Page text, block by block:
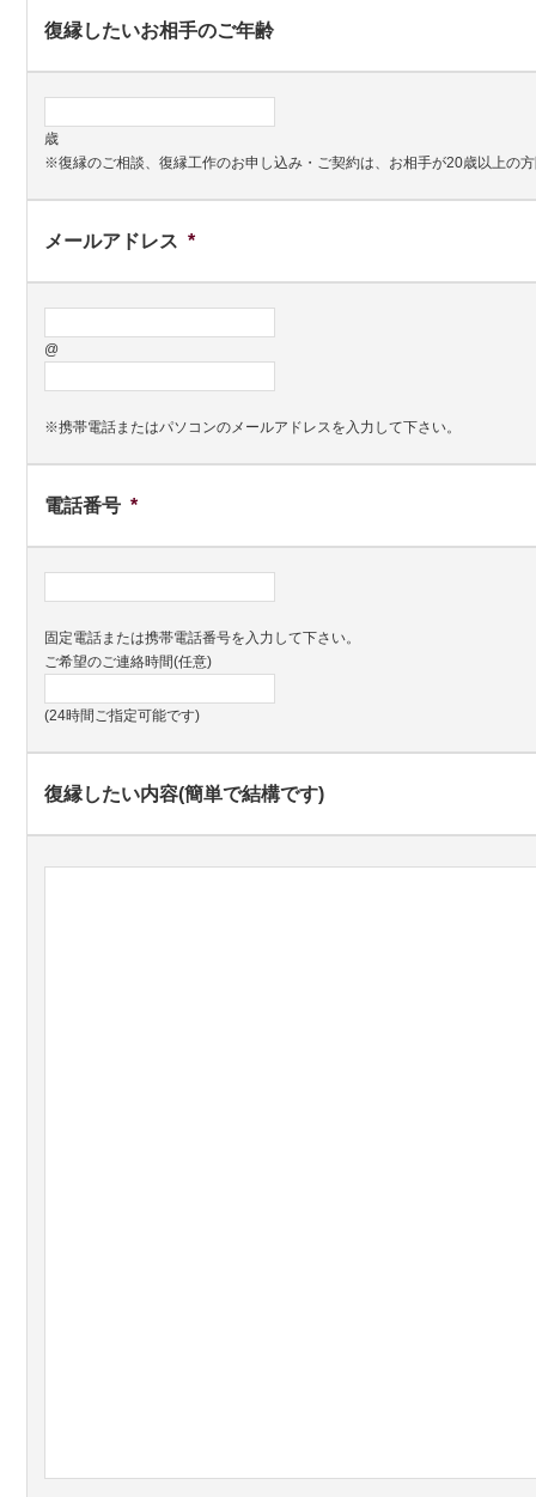
復縁したいお相手のご年齢
歳
※復縁のご相談、復縁工作のお申し込み・ご契約は、お相手が20歳以上の
メールアドレス *
@
※携帯電話またはパソコンのメールアドレスを入力して下さい。
電話番号 *
固定電話または携帯電話番号を入力して下さい。
ご希望のご連絡時間(任意)
(24時間ご指定可能です)
復縁したい内容(簡単で結構です)